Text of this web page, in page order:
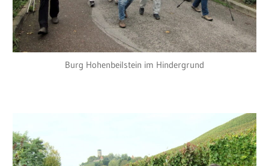
Burg Hohenbeilstein im Hindergrund